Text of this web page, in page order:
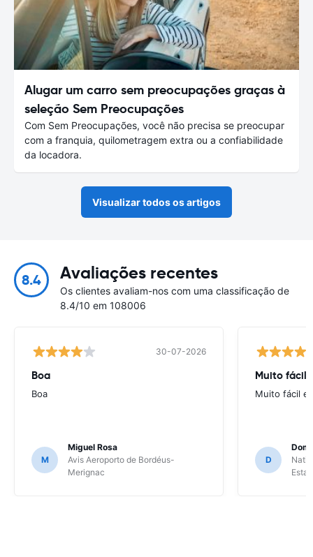
Alugar um carro sem preocupações graças à
seleção Sem Preocupações
Com Sem Preocupações, você não precisa se preocupar
com a franquia, quilometragem extra ou a confiabilidade
da locadora.
Visualizar todos os artigos
8.4 Avaliações recentes
Os clientes avaliam-nos com uma classificação de
8.4/10 em 108006
30-07-2026
Boa
Boa
M
Miguel Rosa
Avis Aeroporto de Bordéus-
Merignac
Muito fácil
Muito fácil e
D